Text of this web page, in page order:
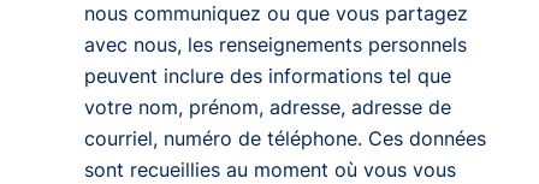
nous communiquez ou que vous partagez
avec nous, les renseignements personnels
peuvent inclure des informations tel que
votre nom, prénom, adresse, adresse de
courriel, numéro de téléphone. Ces données
sont recueillies au moment où vous vous